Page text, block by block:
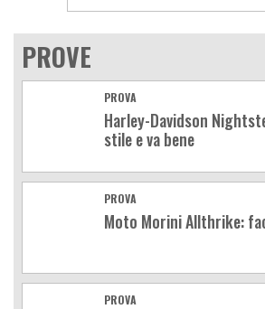
PROVE
PROVA
Harley-Davidson
stile e va bene
PROVA
Moto Morini Allthrike:
PROVA